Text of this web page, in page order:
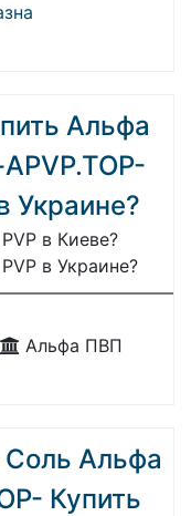
Альфа
Украине?
в Киеве?
в Украине?
Альфа ПВП
Соль Альфа
Купить